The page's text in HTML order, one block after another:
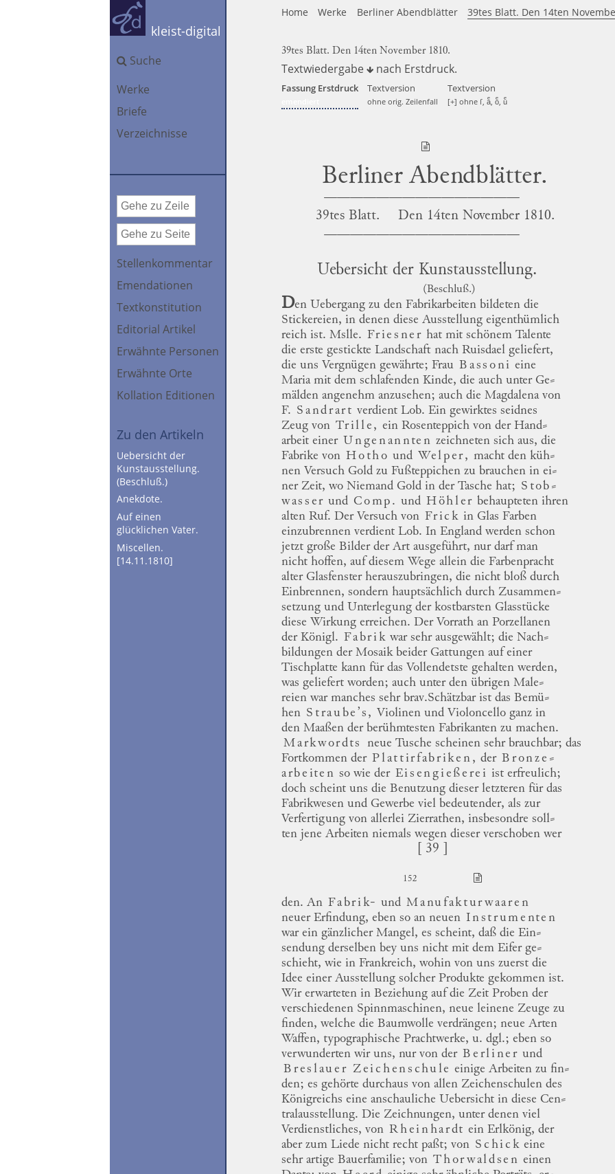
kleist-digital
Suche
Werke
Briefe
Verzeichnisse
Stellenkommentar
Emendationen
Textkonstitution
Editorial Artikel
Erwähnte Personen
Erwähnte Orte
Kollation Editionen
Zu den Artikeln
Uebersicht der
Kunstausstellung.
(Beschluß.)
Anekdote.
Auf einen
glücklichen Vater.
Miscellen.
[14.11.1810]
Home Werke Berliner Abendblätter 39tes Blatt. Den 14ten
39tes Blatt. Den 14ten November 1810.
Textwiedergabe nach Erstdruck.
Fassung Erstdruck Textversion
ohne orig. Zeilenfall
Textversion
[+] ohne ſ, aͤ, oͤ, uͤ
Berliner Abendblätter.
39tes Blatt. Den14ten November 1810.
Uebersicht der Kunstausstellung.
(Beschluß.)
Den Uebergang zu den Fabrikarbeiten bildeten die
Stickereien, in denen diese Ausstellung eigenthümlich
reich ist. Mslle. Friesner hat mit schönem Talente
die erste gestickte Landschaft nach Ruisdael geliefert,
die uns Vergnügen gewährte; Frau Bassoni eine
Maria mit dem schlafenden Kinde, die auch unter Ge⸗
mälden angenehm anzusehen; auch die Magdalena von
F. Sandrart verdient Lob. Ein gewirktes seidnes
Zeug von Trille , ein Rosenteppich von derHand⸗
arbeit einer Ungenannten zeichneten sich aus, die
Fabrike von Hotho und Welper, macht den küh⸗
nen Versuch Gold zu Fußteppichen zu brauchen in ei⸗
nerZeit, wo Niemand Gold in der Tasche hat; Stob ⸗
wasser und Comp. und Höhler behaupteten ihren
alten Ruf. Der Versuch von Frick in Glas Farben
einzubrennen verdient Lob. In England werden schon
jetzt große Bilder der Art ausgeführt, nur darf man
nicht hoffen, auf diesem Wege allein die Farbenpracht
alter Glasfenster herauszubringen, die nicht bloß durch
Einbrennen, sondern hauptsächlich durch Zusammen⸗
setzung und Unterlegung der kostbarsten Glasstücke
diese Wirkung erreichen. Der Vorrath an Porzellanen
der Königl. Fabrik war sehr ausgewählt; dieNach⸗
bildungen der Mosaik beider Gattungen auf einer
Tischplatte kann für das Vollendetste gehalten werden,
was geliefert worden; auch unter den übrigen Male⸗
reien war manches sehr brav.Schätzbar ist das Bemü⸗
hen Straube’s , Violinen und Violoncello ganz in
den Maaßen der berühmtesten Fabrikanten zu machen.
Markwordts
neue Tusche scheinen sehr brauchbar; das
Fortkommen der Plattirfabriken, der Bronze ⸗
arbeiten so wie der Eisengießerei ist erfreulich;
doch scheint uns die Benutzung dieser letzteren für das
Fabrikwesen und Gewerbe viel bedeutender, als zur
Verfertigung von allerlei Zierrathen, insbesondre soll⸗
ten jene Arbeiten niemals wegen dieser verschoben wer
[ 39 ]
152
den. An Fabrik- und Manufakturwaaren
neuer Erfindung, eben so an neuen Instrumenten
war ein gänzlicher Mangel, es scheint, daß die Ein⸗
sendung derselben bey uns nicht mit dem Eifer ge⸗
schieht, wie in Frankreich, wohin von uns zuerst die
Idee einer Ausstellung solcher Produkte gekommen ist.
Wir erwarteten in Beziehung auf die Zeit Proben der
verschiedenen Spinnmaschinen, neue leinene Zeuge zu
finden, welche die Baumwolle verdrängen; neue Arten
Waffen, typographische Prachtwerke, u. dgl.; eben so
verwunderten wir uns, nur von der Berliner und
Breslauer Zeichenschule einige Arbeiten zufin⸗
den; es gehörte durchaus von allen Zeichenschulen des
Königreichs eine anschauliche Uebersicht in diese Cen⸗
tralausstellung. Die Zeichnungen, unter denen viel
Verdienstliches, von Rheinhardt einErlkönig, der
aber zum Liede nicht recht paßt; von Schick eine
sehr artige Bauerfamilie; von Thorwaldsen einen